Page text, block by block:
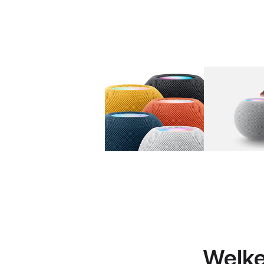
Beeldmateriaal